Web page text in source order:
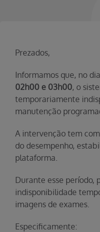
Prezados,
Informamos que, no dia
02h00 e 03h00, o
temporariamente
manutenção
A intervenção tem
do desempenho,
plataforma.
Durante esse período,
indisponibilidade
imagens de exames.
Especificamente: